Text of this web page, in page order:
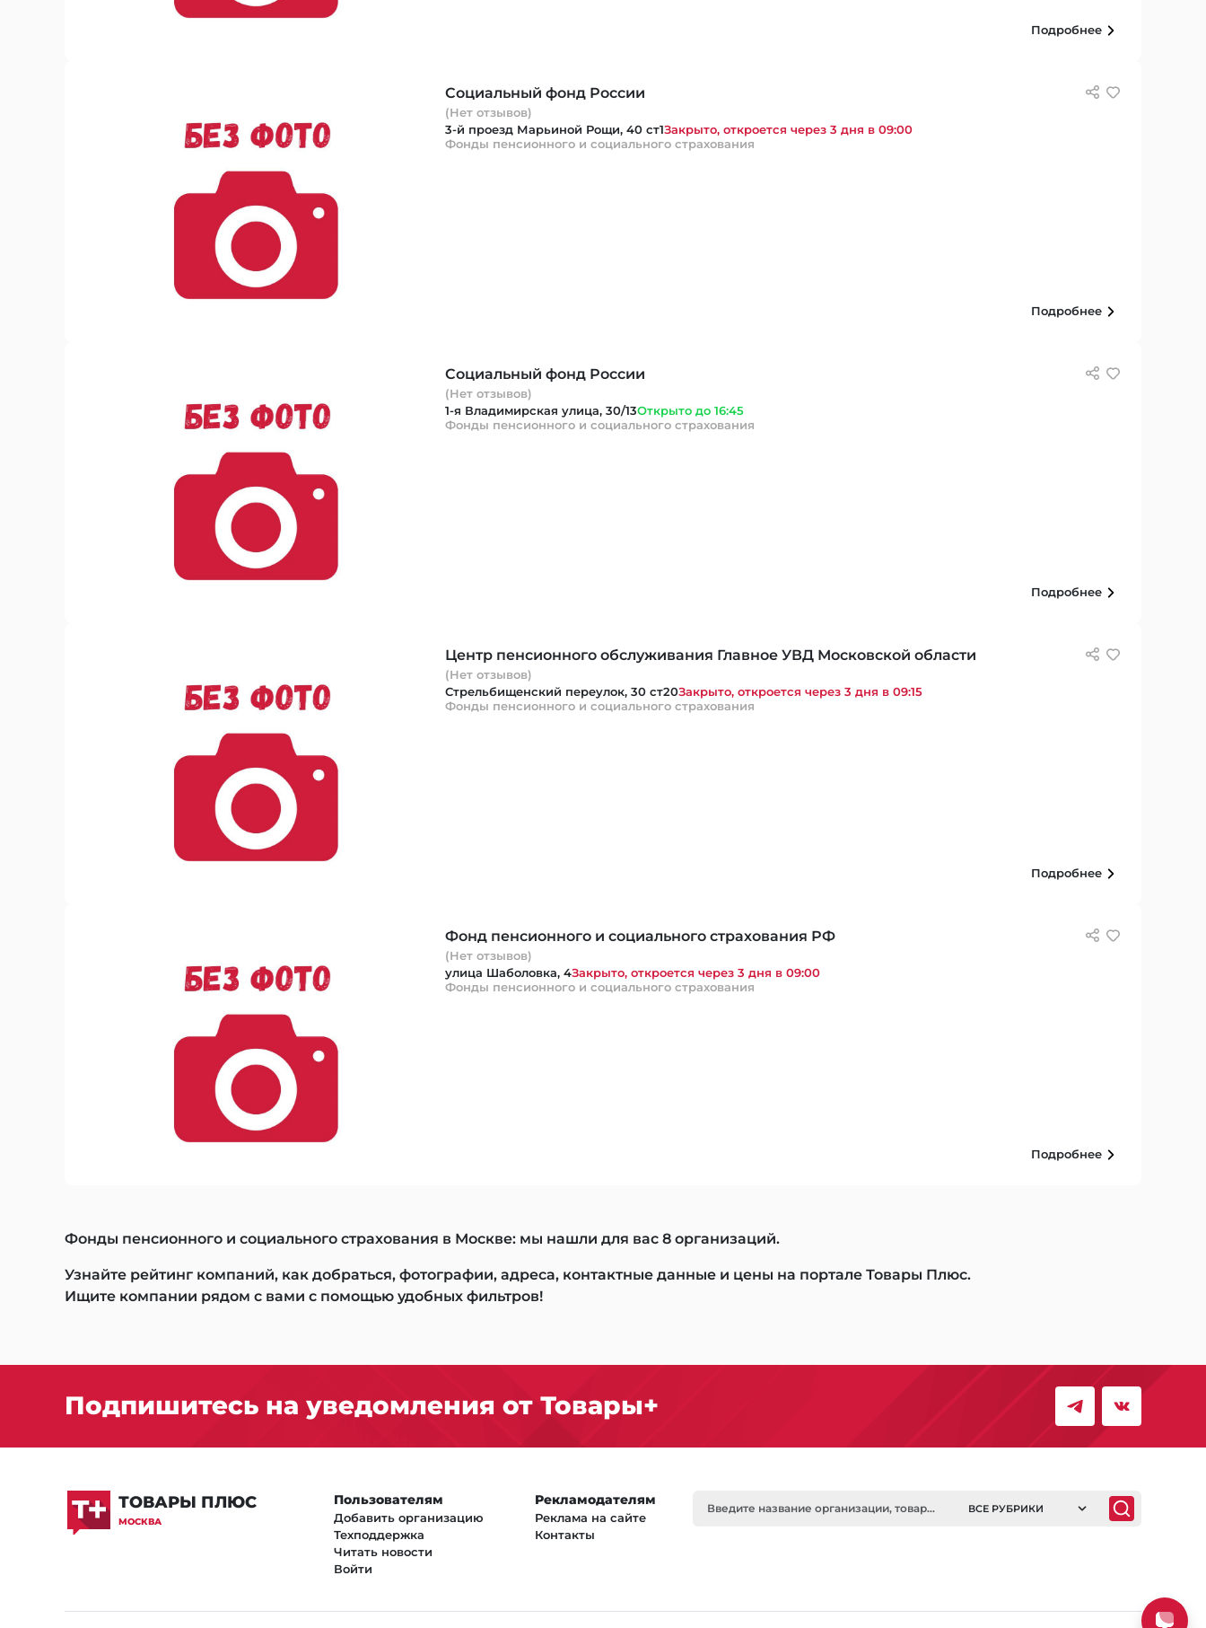
Подробнее
Социальный фонд России
(Нет отзывов)
3-й проезд Марьиной Рощи, 40 ст1Закрыто, откроется через 3 дня в 09:00
Фонды пенсионного и социального страхования
Подробнее
Социальный фонд России
(Нет отзывов)
1-я Владимирская улица, 30/13Открыто до 16:45
Фонды пенсионного и социального страхования
Подробнее
Центр пенсионного обслуживания Главное УВД Московской области
(Нет отзывов)
Стрельбищенский переулок, 30 ст20Закрыто, откроется через 3 дня в 09:15
Фонды пенсионного и социального страхования
Подробнее
Фонд пенсионного и социального страхования РФ
(Нет отзывов)
улица Шаболовка, 4Закрыто, откроется через 3 дня в 09:00
Фонды пенсионного и социального страхования
Подробнее
Фонды пенсионного и социального страхования в Москве: мы нашли для вас 8 организаций.
Узнайте рейтинг компаний, как добраться, фотографии, адреса, контактные данные и цены на портале Товары Плюс.
Ищите компании рядом с вами с помощью удобных фильтров!
Подпишитесь на уведомления от Товары+
ТОВАРЫ ПЛЮС
МОСКВА
Пользователям
Добавить организацию
Техподдержка
Читать новости
Войти
Рекламодателям
Реклама на сайте
Контакты
ВСЕ РУБРИКИ